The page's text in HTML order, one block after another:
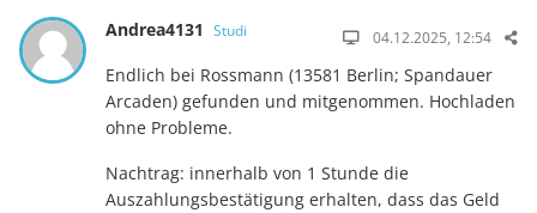
Andrea4131 Studi 04.12.2025, 12:54
Endlich bei Rossmann (13581 Berlin; Spandauer
Arcaden) gefunden und mitgenommen. Hochladen
ohne Probleme.
Nachtrag: innerhalb von 1 Stunde die
Auszahlungsbestätigung erhalten, dass das Geld